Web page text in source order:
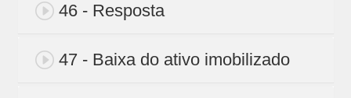
46 - Resposta
47 - Baixa do ativo imobilizado